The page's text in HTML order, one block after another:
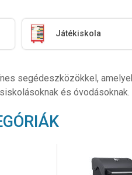
Játékiskola
segédeszközökkel,
és óvodásoknak.